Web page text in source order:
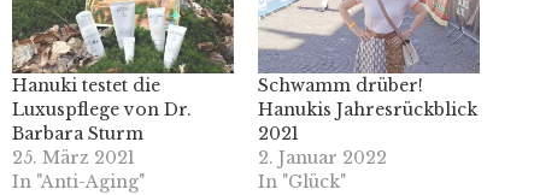
Hanuki testet die
Luxuspflege von Dr.
Barbara Sturm
25. März 2021
In "Anti-Aging"
Schwamm drüber!
Hanukis Jahresrückblick
2021
2. Januar 2022
In "Glück"